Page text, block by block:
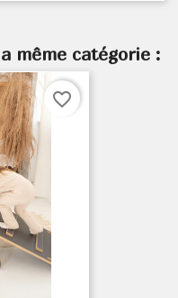
même catégorie :
favorite_border